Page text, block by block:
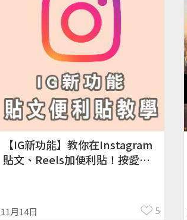
【IG新功能】教你在Instagram
貼文、Reels加便利貼！按愛心
11月14日 5